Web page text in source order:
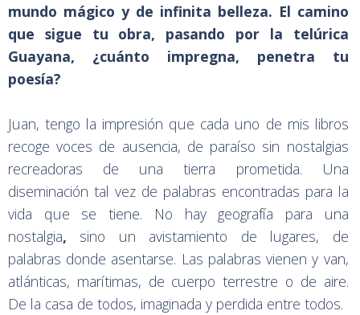
mundo mágico y de infinita belleza. El camino
que sigue tu obra, pasando por la telúrica
Guayana, ¿cuánto impregna, penetra tu
poesía?
Juan, tengo la impresión que cada uno de mis libros
recoge voces de ausencia, de paraíso sin nostalgias
recreadoras de una tierra prometida. Una
diseminación tal vez de palabras encontradas para la
vida que se tiene. No hay geografía para una
nostalgia, sino un avistamiento de lugares, de
palabras donde asentarse. Las palabras vienen y van,
atlánticas, marítimas, de cuerpo terrestre o de aire.
De la casa de todos, imaginada y perdida entre todos.